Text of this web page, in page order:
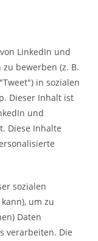
LinkedIn und
bewerben (z. B.
in sozialen
Dieser Inhalt ist
und
Diese Inhalte
sozialen
um zu
Daten
verarbeiten. Die